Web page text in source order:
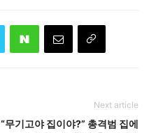
Next article
“무기고야 집이야?” 총격범 집에